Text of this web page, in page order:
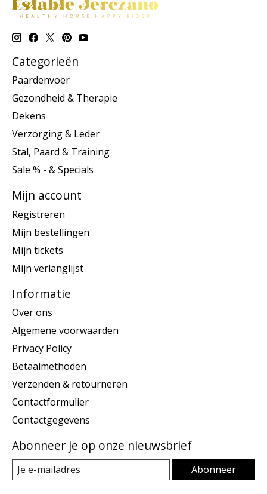
Categorieën
Paardenvoer
Gezondheid & Therapie
Dekens
Verzorging & Leder
Stal, Paard & Training
Sale % - & Specials
Mijn account
Registreren
Mijn bestellingen
Mijn tickets
Mijn verlanglijst
Informatie
Over ons
Algemene voorwaarden
Privacy Policy
Betaalmethoden
Verzenden & retourneren
Contactformulier
Contactgegevens
Abonneer je op onze nieuwsbrief
Abonneer